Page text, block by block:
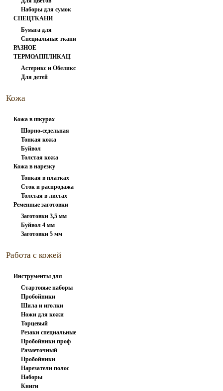
вспарыватели
Наборы для сумок
СПЕЦТКАНИ
Бумага для
заморозки
Специальные ткани
РАЗНОЕ
ТЕРМОАППЛИКАЦИЯ
Астерикс и Обеликс
1
Для детей
Кожа
Кожа в шкурах
Шорно-седельная
Тонкая кожа
Буйвол
Толстая кожа
Кожа в нарезку
Тонкая в платках
Сток и распродажа
Толстая в листах
Ременные заготовки
Заготовки 3,5 мм
Буйвол 4 мм
Заготовки 5 мм
Работа с кожей
Инструменты для
работы с...
Стартовые наборы
Пробойники
вилочные
Шила и иголки
Ножи для кожи
Торцевый
инструмент
Резаки специальные
Пробойники проф
Разметочный
инструмент
Пробойники
револьверные
Нарезатели полос
Наборы
пробойников
Книги